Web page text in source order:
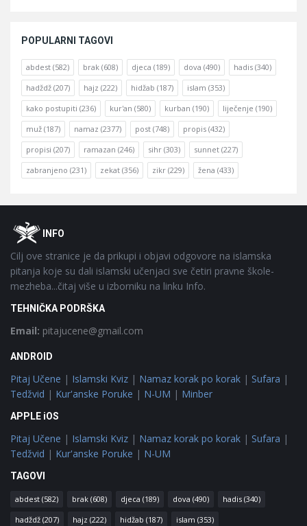
POPULARNI TAGOVI
abdest (582) brak (608) djeca (189) dova (490) hadis (340)
hadždž (207) hajz (222) hidžab (187) islam (353)
kako postupiti (236) kur'an (580) kurban (190) liječenje (190)
muž (187) namaz (2377) post (748) propis (432)
propisi (207) ramazan (246) sihr (303) sunnet (227)
zabranjeno (231) zekat (356) zikr (229) žena (433)
FooterOINFO
Cilj ove stranice je da prikupi i objavi odgovore na islamska
pitanja koje su dali islamski učenjaci sve četiri pravne škole-
mezheba...čitaj više u izborniku na linku Info.
TEHNIČKA PODRŠKA
Email: pitajucene@gmail.com
ANDROID
Pitaj Učene | Islamski Kviz | Namaz korak po korak | Sufara |
Tedžvid | Kur'anske Poruke | N-UM | Minber
APPLE iOS
Pitaj Učene | Islamski Kviz | Namaz korak po korak | Sufara |
Tedžvid | Kur'anske Poruke | N-UM
TAGOVI
abdest (582) brak (608) djeca (189) dova (490) hadis (340)
hadždž (207) hajz (222) hidžab (187) islam (353)